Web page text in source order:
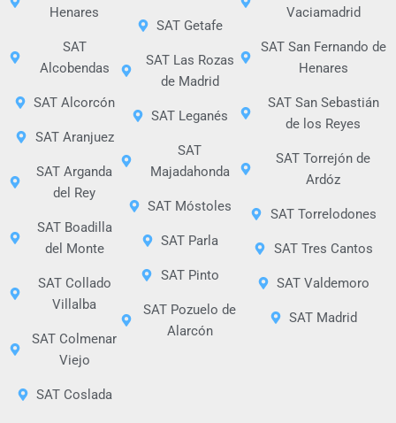
Henares
SAT
Alcobendas
SAT Alcorcón
SAT Aranjuez
SAT Arganda
del Rey
SAT Boadilla
del Monte
SAT Collado
Villalba
SAT Colmenar
Viejo
SAT Coslada
SAT Getafe
SAT Las Rozas
de Madrid
SAT Leganés
SAT
Majadahonda
SAT Móstoles
SAT Parla
SAT Pinto
SAT Pozuelo de
Alarcón
Vaciamadrid
SAT San Fernando de
Henares
SAT San Sebastián
de los Reyes
SAT Torrejón de
Ardóz
SAT Torrelodones
SAT Tres Cantos
SAT Valdemoro
SAT Madrid